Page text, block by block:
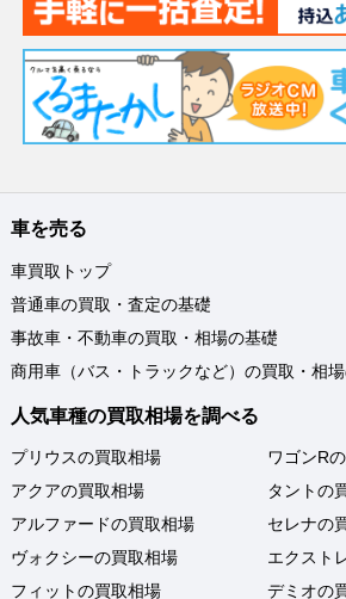
車を売る
車買取トップ
普通車の買取・査定の基礎
事故車・不動車の買取・相場の基礎
商用車（バス・トラックなど）の買取・相
人気車種の買取相場を調べる
プリウスの買取相場
アクアの買取相場
アルファードの買取相場
ヴォクシーの買取相場
フィットの買取相場
ワゴンR
タントの
セレナの
エクスト
デミオの